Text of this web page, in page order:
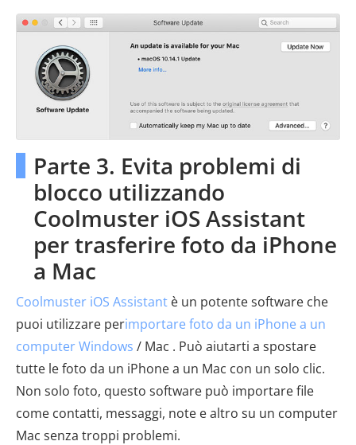
Parte 3. Evita problemi di
blocco utilizzando
Coolmuster iOS Assistant
per trasferire foto da iPhone
a Mac
Coolmuster iOS Assistant è un potente software che
puoi utilizzare perimportare foto da un iPhone a un
computer Windows / Mac . Può aiutarti a spostare
tutte le foto da un iPhone a un Mac con un solo clic.
Non solo foto, questo software può importare file
come contatti, messaggi, note e altro su un computer
Mac senza troppi problemi.